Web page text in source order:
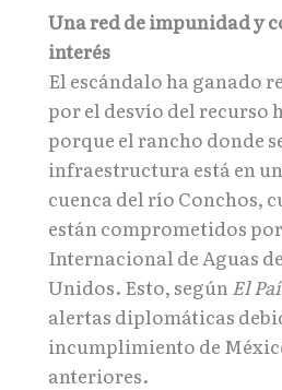
Una red de impunidad y
interés
El escándalo ha ganado
por el desvío del recurso
porque el rancho donde
infraestructura está en
cuenca del río Conchos,
están comprometidos
Internacional de Aguas
Unidos. Esto, según El
alertas diplomáticas
incumplimiento de
anteriores.